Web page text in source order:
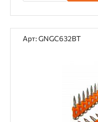
Арт: GNGC632BT